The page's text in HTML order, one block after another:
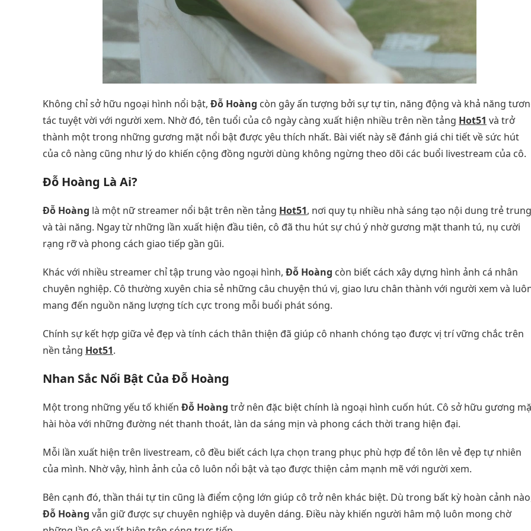
Không chỉ sở hữu ngoại hình nổi bật, Đỗ Hoàng còn gây ấn tượng bởi sự tự tin, năng động và khả năng
tác tuyệt vời với người xem. Nhờ đó, tên tuổi của cô ngày càng xuất hiện nhiều trên nền tảng Hot51 và trở
thành một trong những gương mặt nổi bật được yêu thích nhất. Bài viết này sẽ đánh giá chi tiết về sức hút
của cô nàng cũng như lý do khiến cộng đồng người dùng không ngừng theo dõi các buổi livestream của cô.
Đỗ Hoàng Là Ai?
Đỗ Hoàng là một nữ streamer nổi bật trên nền tảng Hot51, nơi quy tụ nhiều nhà sáng tạo nội dung trẻ trung
và tài năng. Ngay từ những lần xuất hiện đầu tiên, cô đã thu hút sự chú ý nhờ gương mặt thanh tú, nụ cười
rạng rỡ và phong cách giao tiếp gần gũi.
Khác với nhiều streamer chỉ tập trung vào ngoại hình, Đỗ Hoàng còn biết cách xây dựng hình ảnh cá nhân
chuyên nghiệp. Cô thường xuyên chia sẻ những câu chuyện thú vị, giao lưu chân thành với người xem và
mang đến nguồn năng lượng tích cực trong mỗi buổi phát sóng.
Chính sự kết hợp giữa vẻ đẹp và tính cách thân thiện đã giúp cô nhanh chóng tạo được vị trí vững chắc trên
nền tảng Hot51.
Nhan Sắc Nổi Bật Của Đỗ Hoàng
Một trong những yếu tố khiến Đỗ Hoàng trở nên đặc biệt chính là ngoại hình cuốn hút. Cô sở hữu gương
hài hòa với những đường nét thanh thoát, làn da sáng mịn và phong cách thời trang hiện đại.
Mỗi lần xuất hiện trên livestream, cô đều biết cách lựa chọn trang phục phù hợp để tôn lên vẻ đẹp tự nhiên
của mình. Nhờ vậy, hình ảnh của cô luôn nổi bật và tạo được thiện cảm mạnh mẽ với người xem.
Bên cạnh đó, thần thái tự tin cũng là điểm cộng lớn giúp cô trở nên khác biệt. Dù trong bất kỳ hoàn cảnh
Đỗ Hoàng vẫn giữ được sự chuyên nghiệp và duyên dáng. Điều này khiến người hâm mộ luôn mong chờ